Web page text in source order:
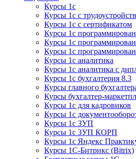
Курсы 1с
Курсы 1с с
Курсы 1с с сертификатом
Курсы 1с
Курсы 1с
Курсы 1с
Курсы 1с аналитика
Курсы 1с аналитика с
Курсы 1с бухгалтерия 8.3
Курсы главного
Курсы бухгалтер-
Курсы 1с для кадровиков
Курсы 1с
Курсы 1с ЗУП
Курсы 1с ЗУП КОРП
Курсы 1с Яндекс
Курсы 1С-Битрикс (Bitrix)